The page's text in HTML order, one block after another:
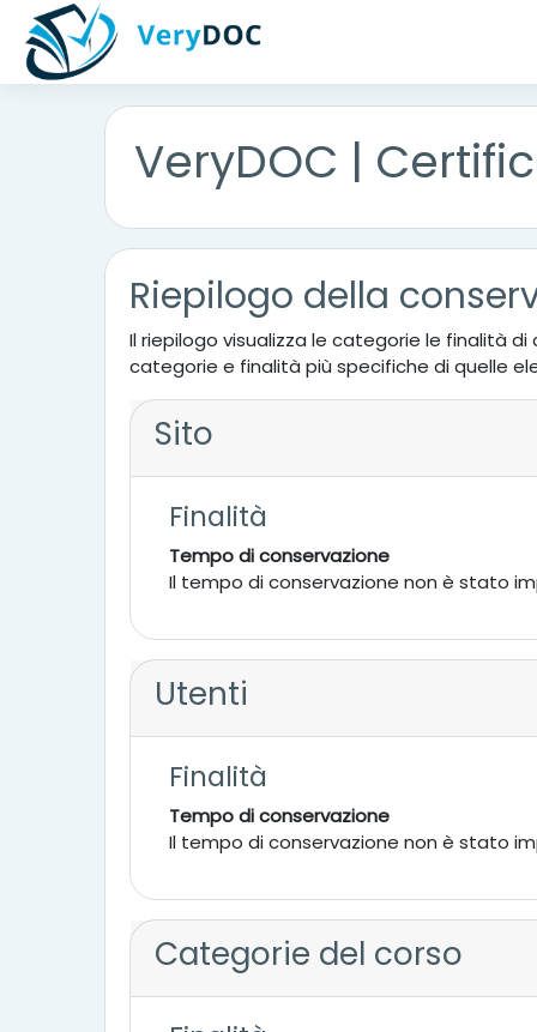
Vai al contenuto principale
VeryDOC |
Riepilogo della
Il riepilogo visualizza le categorie le finalità
categorie e finalità più specifiche di quelle
Sito
Finalità
Tempo di conservazione
Il tempo di conservazione non è stato
Utenti
Finalità
Tempo di conservazione
Il tempo di conservazione non è stato
Categorie del corso